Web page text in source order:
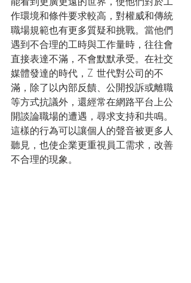
作環境和條件要求較高，對權威和傳統
職場規範也有更多質疑和挑戰。當他們
遇到不合理的工時與工作量時，往往會
直接表達不滿，不會默默承受。在社交
媒體發達的時代，Z 世代對公司的不
滿，除了以內部反饋、公開投訴或離職
等方式抗議外，還經常在網路平台上公
開談論職場的遭遇，尋求支持和共鳴。
這樣的行為可以讓個人的聲音被更多人
聽見，也使企業更重視員工需求，改善
不合理的現象。